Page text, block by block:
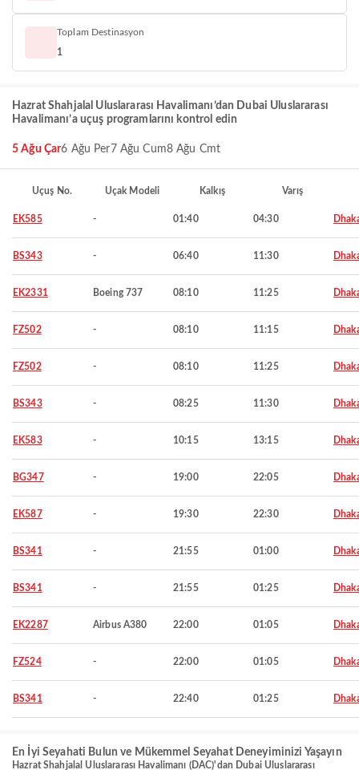
Toplam Destinasyon
1
Hazrat Shahjalal Uluslararası Havalimanı’dan Dubai Uluslararası
Havalimanı’a uçuş programlarını kontrol edin
5 Ağu Çar6 Ağu Per 7 Ağu Cum8 Ağu Cmt
Uçuş No. Uçak Modeli Kalkış Varış
EK585 - 01:40 04:30
BS343 - 06:40 11:30
EK2331 Boeing 737 08:10 11:25
FZ502 - 08:10 11:15
FZ502 - 08:10 11:25
BS343 - 08:25 11:30
EK583 - 10:15 13:15
BG347 - 19:00 22:05
EK587 - 19:30 22:30
BS341 - 21:55 01:00
BS341 - 21:55 01:25
EK2287 Airbus A380 22:00 01:05
FZ524 - 22:00 01:05
BS341 - 22:40 01:25
En İyi Seyahati Bulun ve Mükemmel Seyahat Deneyiminizi Yaşayın
Hazrat Shahjalal Uluslararası Havalimanı (DAC)'dan Dubai Uluslararası